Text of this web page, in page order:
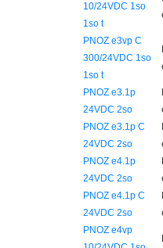
10/24VDC 1so
1so t
PNOZ e3vp C
300/24VDC 1so
1so t
PNOZ e3.1p
24VDC 2so
PNOZ e3.1p C
24VDC 2so
PNOZ e4.1p
24VDC 2so
PNOZ e4.1p C
24VDC 2so
PNOZ e4vp